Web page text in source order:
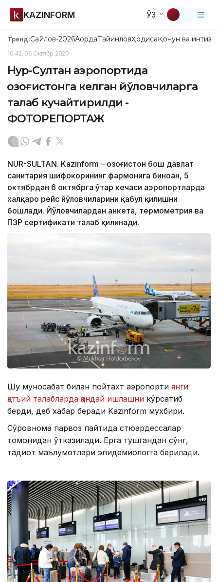
KAZINFORM ЎЗ
Тренд:Сайлов-2026АқордаТайинловҲодисаҚонун ва
10:42, 06 Октябр 2020
Нур-Султан аэропортида
Қозоғистонга келган йўловчиларга
талаб кучайтирилди -
ФОТОРЕПОРТАЖ
NUR-SULTAN. Kazinform – Қозоғистон бош давлат
санитария шифокорининг фармонига биноан, 5
октябрдан 6 октябрга ўтар кечаси аэропортларда
халқаро рейс йўловчиларини қабул қилишни
бошлади. Йўловчилардан анкета, термометрия ва
ПЗР сертификати талаб қилинади.
Шу муносабат билан пойтахт аэропорти янги
қатъий талабларда қандай ишлашни кўрсатиб
берди, деб хабар беради Kazinform мухбири.
Сўровнома парвоз пайтида стюардессалар
томонидан ўтказилади. Ерга тушгандан сўнг,
тадқиқот маълумотлари эпидемиологга берилади.